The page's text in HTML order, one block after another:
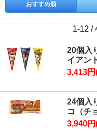
おすすめ順
1-12 /
20個
イアン
3,413
24個
コ（チ
3,940